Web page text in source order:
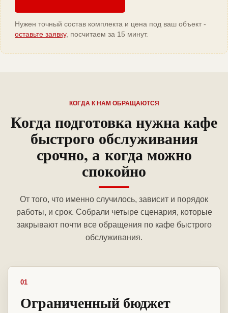
Нужен точный состав комплекта и цена под ваш объект -
оставьте заявку, посчитаем за 15 минут.
КОГДА К НАМ ОБРАЩАЮТСЯ
Когда подготовка нужна кафе
быстрого обслуживания
срочно, а когда можно
спокойно
От того, что именно случилось, зависит и порядок
работы, и срок. Собрали четыре сценария, которые
закрывают почти все обращения по кафе быстрого
обслуживания.
01
Ограниченный бюджет